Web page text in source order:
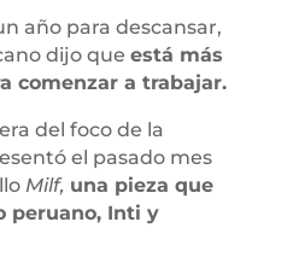
año para descansar,
dijo que está más
comenzar a trabajar.
del foco de la
el pasado mes
Milf, una pieza que
peruano, Inti y